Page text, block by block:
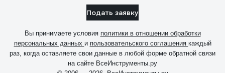
Подать заявку
Вы принимаете условия политики в отношении обработки
персональных данных и пользовательского соглашения каждый
раз, когда оставляете свои данные в любой форме обратной связи
на сайте ВсеИнструменты.ру